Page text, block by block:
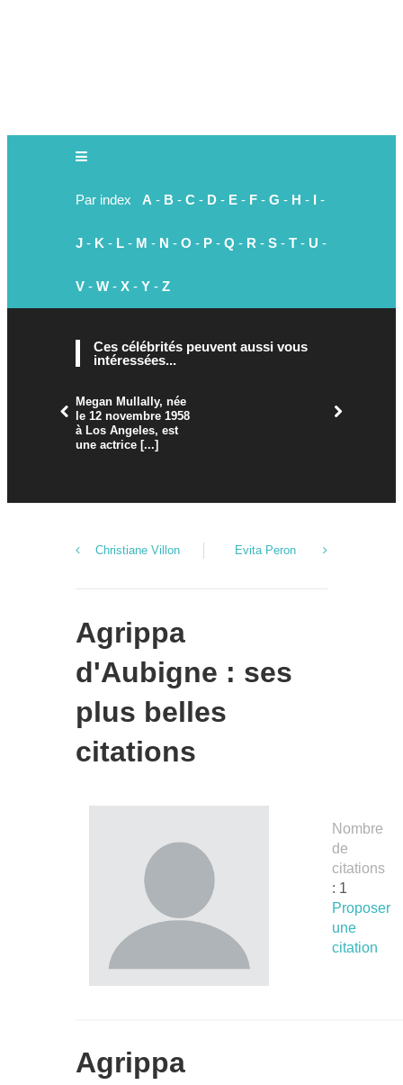
Par index A - B - C - D - E - F - G - H - I -
J - K - L - M - N - O - P - Q - R - S - T - U -
V - W - X - Y - Z
Ces célébrités peuvent aussi vous
intéressées...
Megan Mullally, née
le 12 novembre 1958
à Los Angeles, est
une actrice [...]
Christiane Villon Evita Peron
Agrippa
d'Aubigne : ses
plus belles
citations
Nombre
de
citations
: 1
Proposer
une
citation
Agrippa